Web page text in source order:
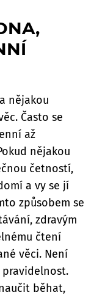
nějakou
Často se
až
nějakou
četností,
a vy se jí
způsobem se
zdravým
čtení
věci. Není
běhat,